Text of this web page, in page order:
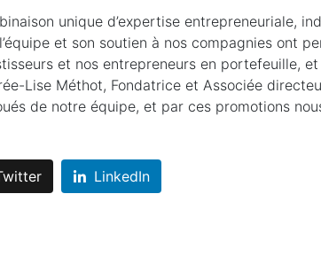
unique d’expertise entrepreneuriale,
et son soutien à nos compagnies ont
et nos entrepreneurs en portefeuille,
Lise Méthot, Fondatrice et Associée
de notre équipe, et par ces promotions
LinkedIn